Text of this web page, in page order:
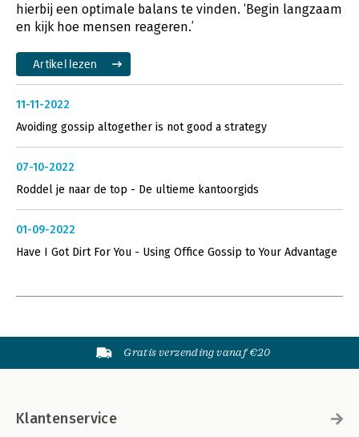
hierbij een optimale balans te vinden. ‘Begin langzaam
en kijk hoe mensen reageren.’
Artikel lezen
11-11-2022
Avoiding gossip altogether is not good a strategy
07-10-2022
Roddel je naar de top - De ultieme kantoorgids
01-09-2022
Have I Got Dirt For You - Using Office Gossip to Your Advantage
Gratis verzending vanaf €20
Klantenservice